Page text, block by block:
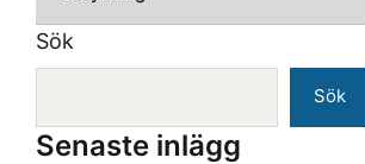
Sök
Sök
Senaste inlägg